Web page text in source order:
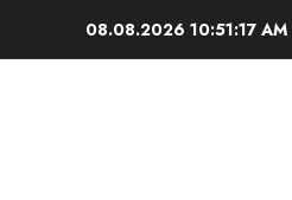
08.08.2026 10:51:17 AM